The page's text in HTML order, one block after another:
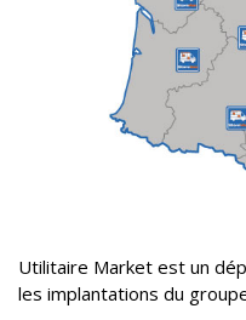
Utilitaire Market est un
les implantations du